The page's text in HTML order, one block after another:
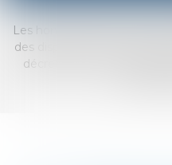
Les honoraires d’avocat
des dispositions de la loi du
décret du 27 novembre